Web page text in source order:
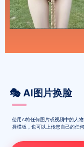
🎭 AI图片换脸
使用AI将任何图片或视频中的人
择模板，也可以上传您自己的任